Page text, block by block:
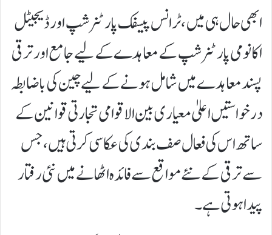
ابھی حال ہی میں، ٹرانس پیسفک پارٹنرشپ اور ڈیجیٹل
اکانومی پارٹنرشپ کے معاہدے کے لیے جامع اور ترقی
پسند معاہدے میں شامل ہونے کے لیے چین کی باضابطہ
درخواستیں اعلیٰ معیاری بین الاقوامی تجارتی قوانین کے
ساتھ اس کی فعال صف بندی کی عکاسی کرتی ہیں، جس
سے ترقی کے نئے مواقع سے فائدہ اٹھانے میں نئی رفتار
پیدا ہوتی ہے۔